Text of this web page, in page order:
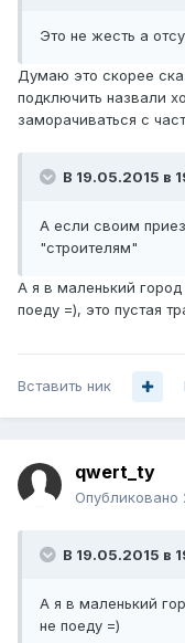
Это не жесть а
Думаю это скорее
подключить назвали
заморачиваться с
В 19.05.2015 в
А если своим
"строителям"
А я в маленький город
поеду =), это пустая
Вставить ник
qwert_ty
Опубликовано
В 19.05.2015 в
А я в маленький
не поеду =)